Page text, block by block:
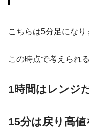
こちらは5分足になり
この時点で考えられ
1時間はレンジ
15分は戻り高